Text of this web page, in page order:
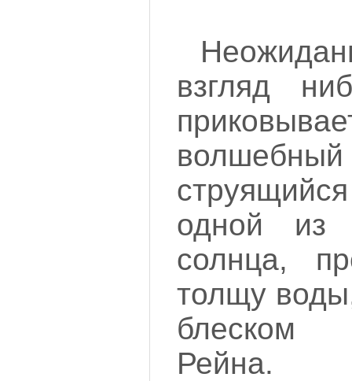
взгляд
одной из
солнца,
толщу
блеском
Рейна.